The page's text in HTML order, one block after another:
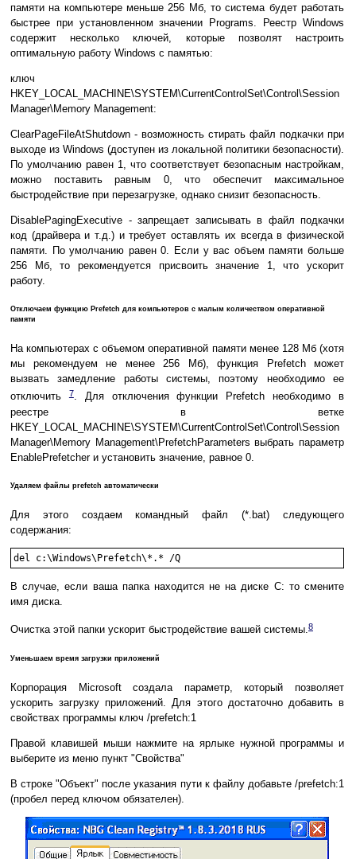
памяти на компьютере меньше 256 Мб, то система будет работать
быстрее при установленном значении Programs. Реестр Windows
содержит несколько ключей, которые позволят настроить
оптимальную работу Windows с памятью:
ключ
HKEY_LOCAL_MACHINE\SYSTEM\CurrentControlSet\Control\Session
Manager\Memory Management:
ClearPageFileAtShutdown - возможность стирать файл подкачки при
выходе из Windows (доступен из локальной политики безопасности).
По умолчанию равен 1, что соответствует безопасным настройкам,
можно поставить равным 0, что обеспечит максимальное
быстродействие при перезагрузке, однако снизит безопасность.
DisablePagingExecutive - запрещает записывать в файл подкачки
код (драйвера и т.д.) и требует оставлять их всегда в физической
памяти. По умолчанию равен 0. Если у вас объем памяти больше
256 Мб, то рекомендуется присвоить значение 1, что ускорит
работу.
Отключаем функцию Prefetch для компьютеров с малым количеством оперативной
памяти
На компьютерах с объемом оперативной памяти менее 128 Мб (хотя
мы рекомендуем не менее 256 Мб), функция Prefetch может
вызвать замедление работы системы, поэтому необходимо ее
отключить7. Для отключения функции Prefetch необходимо в
реестре в ветке
HKEY_LOCAL_MACHINE\SYSTEM\CurrentControlSet\Control\Session
Manager\Memory Management\PrefetchParameters выбрать параметр
EnablePrefetcher и установить значение, равное 0.
Удаляем файлы prefetch автоматически
Для этого создаем командный файл (*.bat) следующего
содержания:
В случае, если ваша папка находится не на диске С: то смените
имя диска.
Очистка этой папки ускорит быстродействие вашей системы.8
Уменьшаем время загрузки приложений
Корпорация Microsoft создала параметр, который позволяет
ускорить загрузку приложений. Для этого достаточно добавить в
свойствах программы ключ /prefetch:1
Правой клавишей мыши нажмите на ярлыке нужной программы и
выберите из меню пункт "Свойства"
В строке "Объект" после указания пути к файлу добавьте /prefetch:1
(пробел перед ключом обязателен).